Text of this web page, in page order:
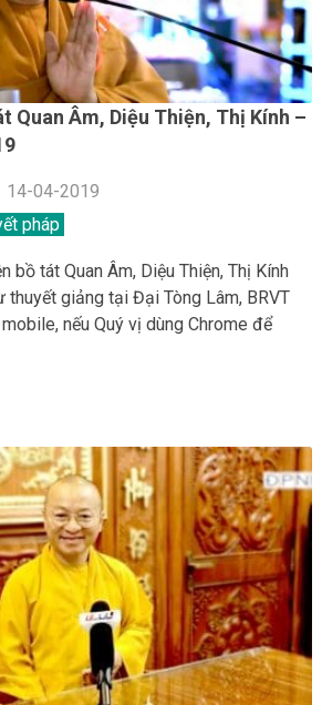
Quan Âm, Diệu Thiện, Thị Kính –
14-04-2019
pháp
bồ tát Quan Âm, Diệu Thiện, Thị Kính
thuyết giảng tại Đại Tòng Lâm, BRVT
nếu Quý vị dùng Chrome để